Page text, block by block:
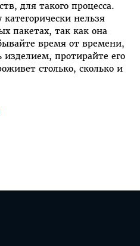
для такого процесса.
нельзя
пакетах, так как она
время от времени,
изделием, протирайте его
столько, сколько и